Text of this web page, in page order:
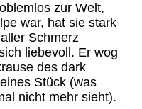
zur Welt,
war, hat sie stark
Schmerz
liebevoll. Er wog
des dark
Stück (was
nicht mehr sieht).